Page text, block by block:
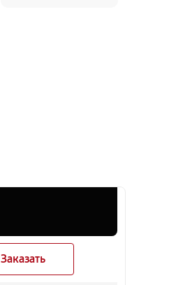
Заказать